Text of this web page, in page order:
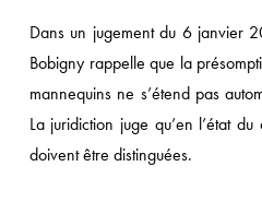
Dans un jugement du 6 janvier
Bobigny rappelle que la
mannequins ne s’étend pas
La juridiction juge qu’en l’état
doivent être distinguées.